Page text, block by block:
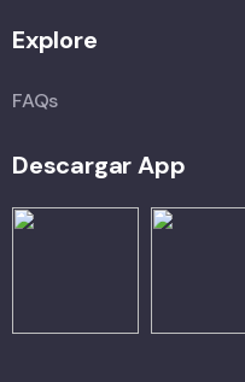
Explore
FAQs
Descargar App